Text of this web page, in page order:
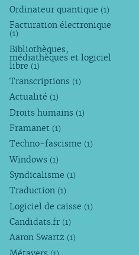
Ordinateur quantique (1)
Facturation électronique
(1)
Bibliothèques,
médiathèques et logiciel
libre (1)
Transcriptions (1)
Actualité (1)
Droits humains (1)
Framanet (1)
Techno-fascisme (1)
Windows (1)
Syndicalisme (1)
Traduction (1)
Logiciel de caisse (1)
Candidats.fr (1)
Aaron Swartz (1)